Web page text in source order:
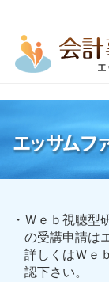
・Ｗｅｂ視聴型
の受講申請は
詳しくはＷｅ
認下さい。